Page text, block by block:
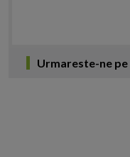
Urmareste-ne pe